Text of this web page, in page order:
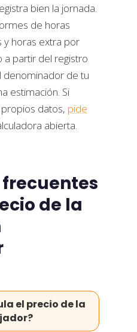
bien la jornada.
de horas
y horas extra por
partir del registro
denominador de tu
estimación. Si
datos, pide
abierta.
de la
el precio de la